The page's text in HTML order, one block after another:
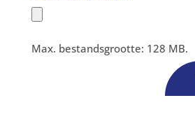
Max. bestandsgrootte: 128 MB.